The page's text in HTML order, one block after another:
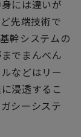
には違いが
先端技術で
幹システムの
でまんべん
などはリー
浸透するこ
シーシステ